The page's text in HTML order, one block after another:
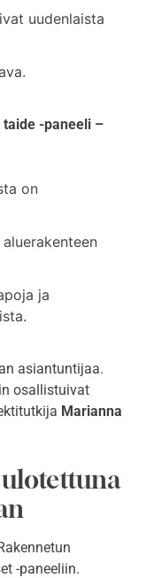
uudenlaista
-paneeli –
on
ja
asiantuntijaa.
osallistuivat
Marianna
-paneeliin.